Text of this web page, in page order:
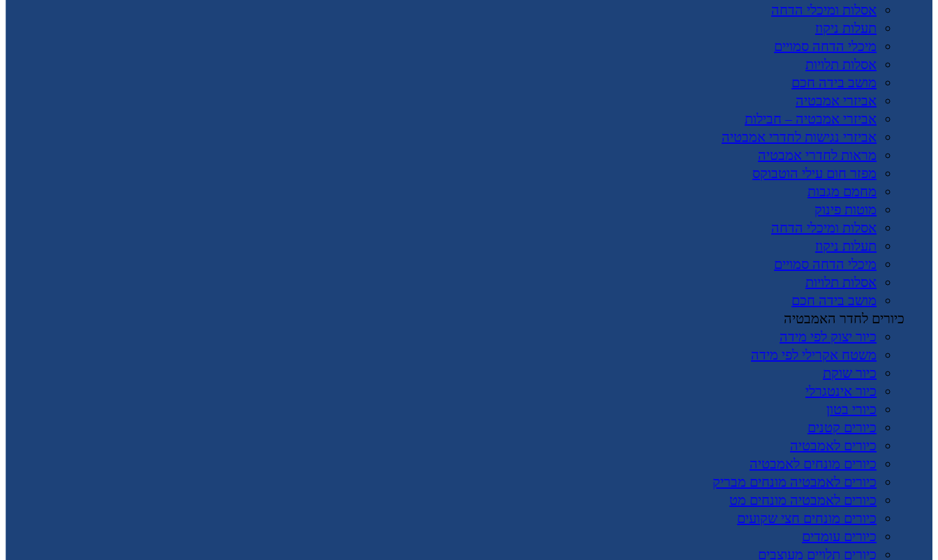
אסלות ומיכלי הדחה
תעלות ניקוז
מיכלי הדחה סמויים
אסלות תלויות
מושב בידה חכם
אביזרי אמבטיה
אביזרי אמבטיה – חבילות
אביזרי נגישות לחדרי אמבטיה
מראות לחדרי אמבטיה
מפזר חום עילי הוטבוקס
מחמם מגבות
מוטות פינוק
אסלות ומיכלי הדחה
תעלות ניקוז
מיכלי הדחה סמויים
אסלות תלויות
מושב בידה חכם
כיורים לחדר האמבטיה
כיור יצוק לפי מידה
משטח אקרילי לפי מידה
כיור שוקת
כיור אינטגרלי
כיורי בטון
כיורים קטנים
כיורים לאמבטיה
כיורים מונחים לאמבטיה
כיורים לאמבטיה מונחים מבריק
כיורים לאמבטיה מונחים מט
כיורים מונחים חצי שקועים
כיורים עומדים
כיורים תלויים מעוצבים